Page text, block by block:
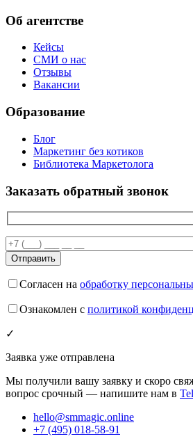
Об агентстве
Кейсы
СМИ о нас
Отзывы
Вакансии
Образование
Блог
Маркетинг без котиков
Библиотека Маркетолога
Заказать обратный звонок
Согласен на обработку
Ознакомлен с политикой
✓
Заявка уже отправлена
Мы получили вашу заявку и скоро
вопрос срочный — напишите нам в
hello@smmagic.online
+7 (495) 018-58-91